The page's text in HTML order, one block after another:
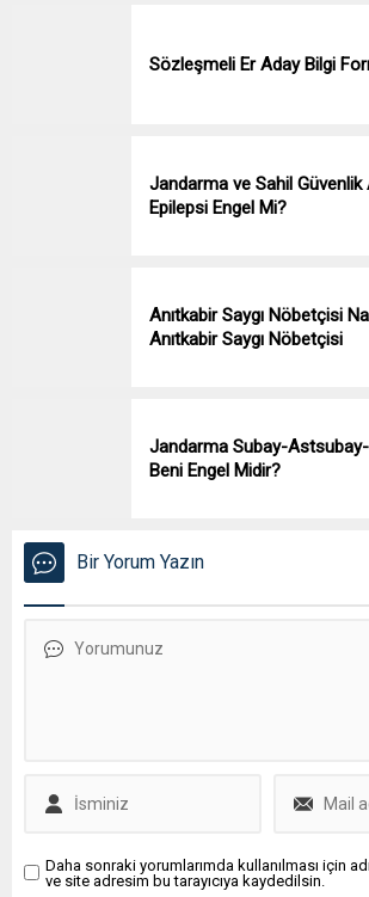
Sözleşmeli Er Aday Bilgi
Jandarma ve Sahil Güvenlik
Epilepsi Engel Mi?
Anıtkabir Saygı Nöbetçisi
Anıtkabir Saygı Nöbetçisi
Jandarma Subay-
Beni Engel Midir?
Bir Yorum Yazın
Daha sonraki yorumlarımda kullanılması için
ve site adresim bu tarayıcıya kaydedilsin.